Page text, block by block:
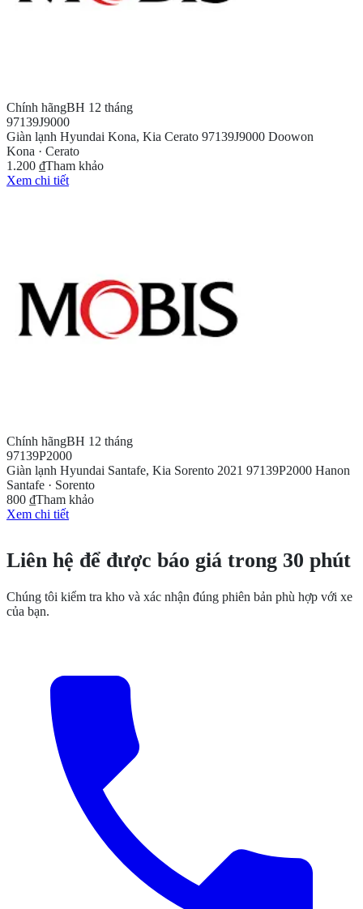
Chính hãngBH 12 tháng
97139J9000
Giàn lạnh Hyundai Kona, Kia Cerato 97139J9000 Doowon
Kona · Cerato
1.200 ₫Tham khảo
Xem chi tiết
Chính hãngBH 12 tháng
97139P2000
Giàn lạnh Hyundai Santafe, Kia Sorento 2021 97139P2000 Hanon
Santafe · Sorento
800 ₫Tham khảo
Xem chi tiết
Liên hệ để được báo giá trong 30 phút
Chúng tôi kiểm tra kho và xác nhận đúng phiên bản phù hợp với xe
của bạn.